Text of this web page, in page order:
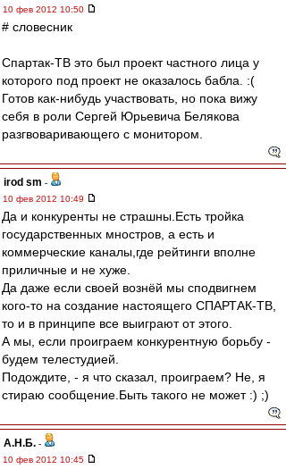
10 фев 2012 10:50
# словесник
Спартак-ТВ это был проект частного лица у
которого под проект не оказалось бабла. :(
Готов как-нибудь участвовать, но пока вижу
себя в роли Сергей Юрьевича Белякова
разгвоваривающего с монитором.
irod sm -
10 фев 2012 10:49
Да и конкуренты не страшны.Есть тройка
государственных мностров, а есть и
коммерческие каналы,где рейтинги вполне
приличные и не хуже.
Да даже если своей вознёй мы сподвигнем
кого-то на создание настоящего СПАРТАК-ТВ,
то и в принципе все выиграют от этого.
А мы, если проиграем конкурентную борьбу -
будем телестудией.
Подождите, - я что сказал, проиграем? Не, я
стираю сообщение.Быть такого не может :) ;)
А.Н.Б. -
10 фев 2012 10:45